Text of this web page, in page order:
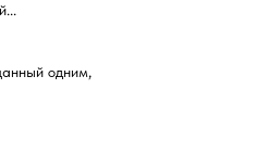
одним,